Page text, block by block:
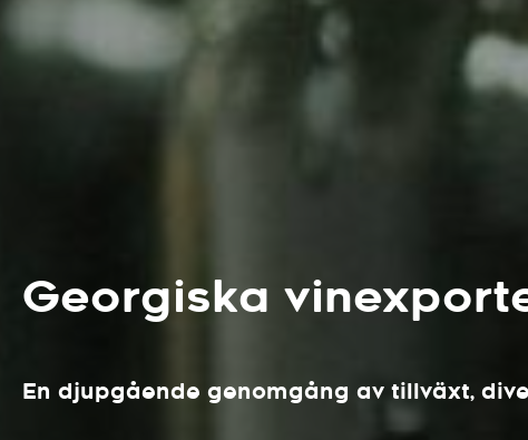
Georgiska
En djupgående genomgång av tillväxt,